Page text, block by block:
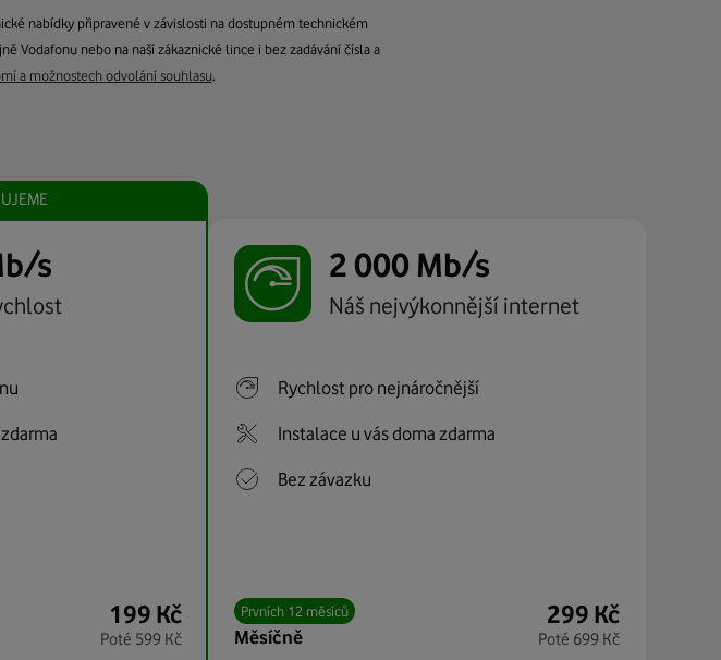
nabídky připravené v závislosti na dostupném technickém
Vodafonu nebo na naší zákaznické lince i bez zadávání čísla a
a možnostech odvolání souhlasu.
s
199 Kč
Poté 599 Kč
2 000 Mb/s
Náš nejvýkonnější internet
Rychlost pro nejnáročnější
Instalace u vás doma zdarma
Bez závazku
Prvních 12 měsíců
měsíčně
299 Kč
Poté 699 Kč